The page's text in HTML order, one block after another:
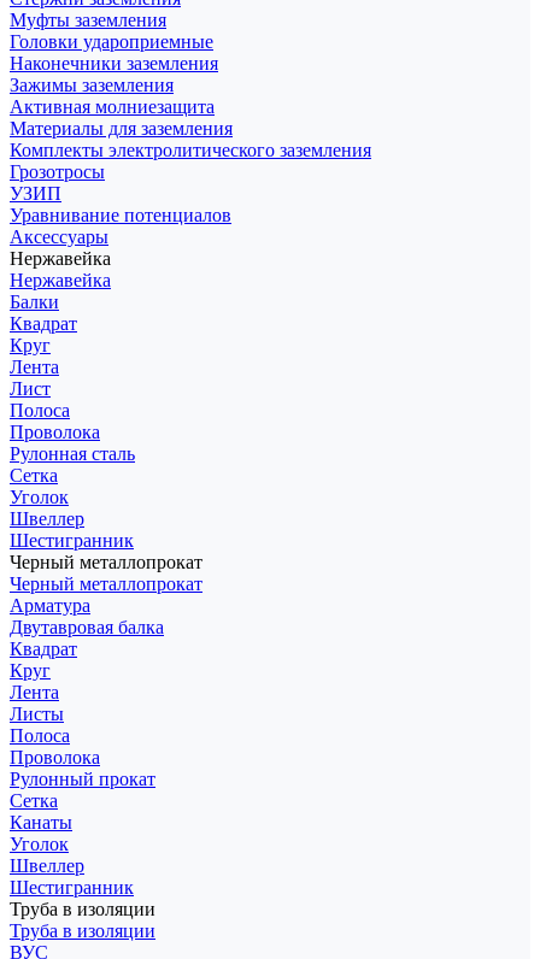
Муфты заземления
Головки удароприемные
Наконечники заземления
Зажимы заземления
Активная молниезащита
Материалы для заземления
Комплекты электролитического заземления
Грозотросы
УЗИП
Уравнивание потенциалов
Аксессуары
Нержавейка
Нержавейка
Балки
Квадрат
Круг
Лента
Лист
Полоса
Проволока
Рулонная сталь
Сетка
Уголок
Швеллер
Шестигранник
Черный металлопрокат
Черный металлопрокат
Арматура
Двутавровая балка
Квадрат
Круг
Лента
Листы
Полоса
Проволока
Рулонный прокат
Сетка
Канаты
Уголок
Швеллер
Шестигранник
Труба в изоляции
Труба в изоляции
ВУС